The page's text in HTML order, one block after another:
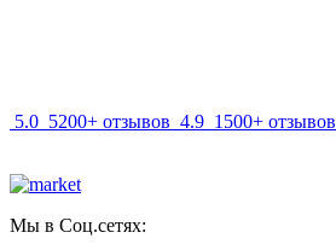
5.0 5200+ отзывов 4.9 1500+ отзывов
Мы в Соц.сетях: